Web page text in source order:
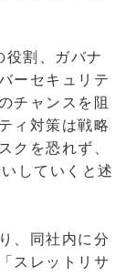
割、ガバナ
ーセキュリテ
チャンスを阻
ィ対策は戦略
クを恐れず、
していくと述
、同社内に分
スレットリサ